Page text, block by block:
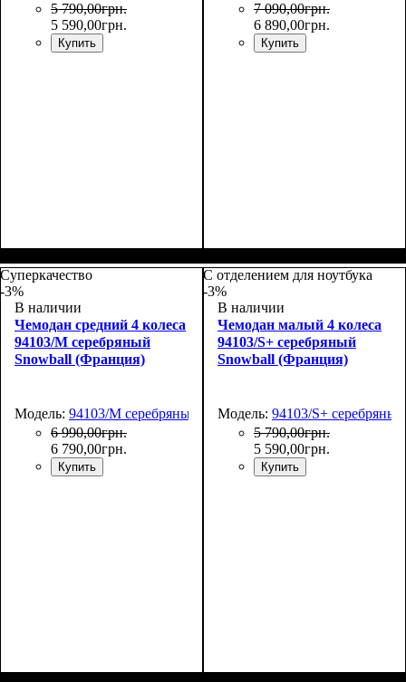
5 790,00грн.
5 590,00грн.
Купить
55х39х22
7 090,00грн.
6 890,00грн.
Купить
77х51х31
Суперкачество
-3%
В наличии
Чемодан средний 4 колеса
94103/M серебряный
Snowball (Франция)
Модель: 94103/M серебряный
6 990,00грн.
6 790,00грн.
Купить
С отделением для ноутбука
-3%
В наличии
Чемодан малый 4 колеса
94103/S+ серебряный
Snowball (Франция)
Модель: 94103/S+ серебряный
5 790,00грн.
5 590,00грн.
Купить